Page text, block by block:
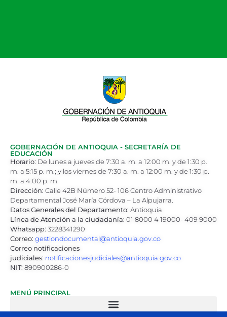
GOBERNACIÓN DE ANTIOQUIA - SECRETARÍA DE
EDUCACIÓN
Horario: De lunes a jueves de 7:30 a. m. a 12:00 m. y de 1:30 p.
m. a 5:15 p. m.; y los viernes de 7:30 a. m. a 12:00 m. y de 1:30 p.
m. a 4:00 p. m.
Dirección: Calle 42B Número 52- 106 Centro Administrativo
Departamental José María Córdova – La Alpujarra.
Datos Generales del Departamento: Antioquia
Línea de Atención a la ciudadanía: 01 8000 4 19000- 409 9000
Whatsapp: 3228341290
Correo: gestiondocumental@antioquia.gov.co
Correo notificaciones
judiciales: notificacionesjudiciales@antioquia.gov.co
NIT: 890900286-0
MENÚ PRINCIPAL